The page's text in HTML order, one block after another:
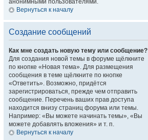
анонимными пользователями.
Вернуться к началу
Создание сообщений
Как мне создать новую тему или сообщение?
Для создания новой темы в форуме щёлкните
по кнопке «Новая тема». Для размещения
сообщения в теме щёлкните по кнопке
«Ответить». Возможно, придётся
зарегистрироваться, прежде чем отправить
сообщение. Перечень ваших прав доступа
находится внизу страниц форума или темы.
Например: «Вы можете начинать темы», «Вы
можете добавлять вложения» и т. п.
Вернуться к началу